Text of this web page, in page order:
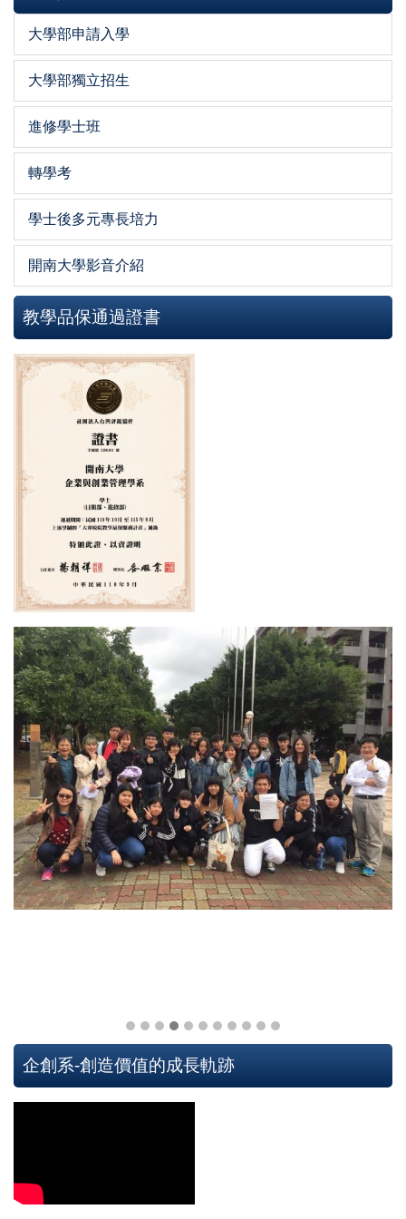
大學部申請入學
大學部獨立招生
進修學士班
轉學考
學士後多元專長培力
開南大學影音介紹
教學品保通過證書
企創系-創造價值的成長軌跡